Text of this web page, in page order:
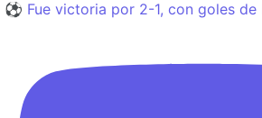
⚽️ Fue victoria por 2-1, con goles de